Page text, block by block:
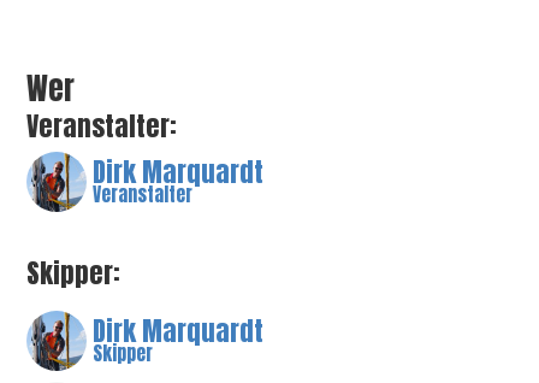
Wer
Veranstalter:
Dirk Marquardt
Veranstalter
Skipper:
Dirk Marquardt
Skipper